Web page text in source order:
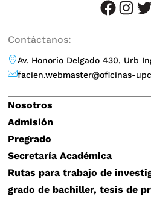
facebook instagram twitter
Contáctanos:
Av. Honorio Delgado 430, Urb
facien.webmaster@oficinas-
Nosotros
Admisión
Pregrado
Secretaría Académica
Rutas para trabajo de
grado de bachiller, tesis de